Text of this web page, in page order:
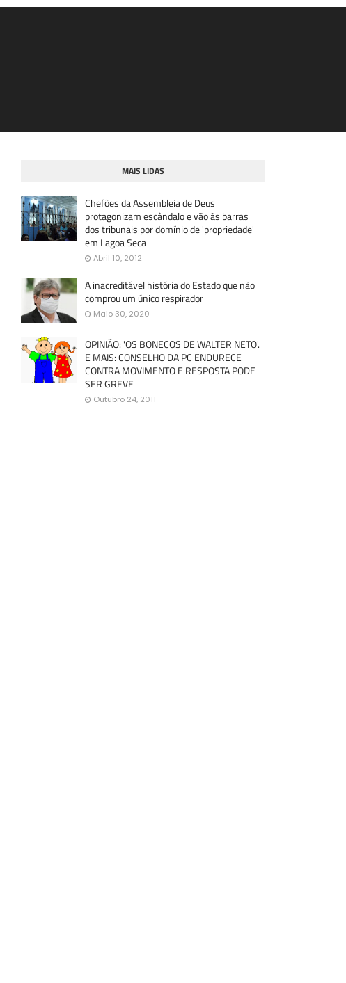
MAIS LIDAS
Chefões da Assembleia de Deus
protagonizam escândalo e vão às barras
dos tribunais por domínio de 'propriedade'
em Lagoa Seca
Abril 10, 2012
A inacreditável história do Estado que não
comprou um único respirador
Maio 30, 2020
OPINIÃO: 'OS BONECOS DE WALTER NETO'.
E MAIS: CONSELHO DA PC ENDURECE
CONTRA MOVIMENTO E RESPOSTA PODE
SER GREVE
Outubro 24, 2011